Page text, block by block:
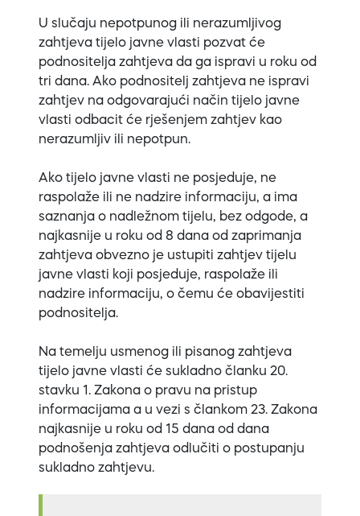
U slučaju nepotpunog ili nerazumljivog
zahtjeva tijelo javne vlasti pozvat će
podnositelja zahtjeva da ga ispravi u roku od
tri dana. Ako podnositelj zahtjeva ne ispravi
zahtjev na odgovarajući način tijelo javne
vlasti odbacit će rješenjem zahtjev kao
nerazumljiv ili nepotpun.
Ako tijelo javne vlasti ne posjeduje, ne
raspolaže ili ne nadzire informaciju, a ima
saznanja o nadležnom tijelu, bez odgode, a
najkasnije u roku od 8 dana od zaprimanja
zahtjeva obvezno je ustupiti zahtjev tijelu
javne vlasti koji posjeduje, raspolaže ili
nadzire informaciju, o čemu će obavijestiti
podnositelja.
Na temelju usmenog ili pisanog zahtjeva
tijelo javne vlasti će sukladno članku 20.
stavku 1. Zakona o pravu na pristup
informacijama a u vezi s člankom 23. Zakona
najkasnije u roku od 15 dana od dana
podnošenja zahtjeva odlučiti o postupanju
sukladno zahtjevu.